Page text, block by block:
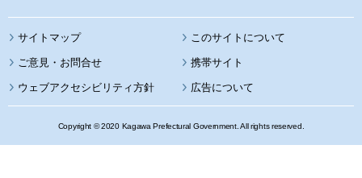
サイトマップ このサイトについて
携帯サイト
ウェブアクセシビリティ方針 広告について
Copyright © 2020 Kagawa Prefectural Government. All rights reserved.